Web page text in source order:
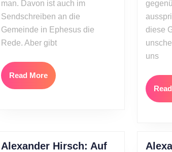
man. Davon ist auch im
Sendschreiben an die
Gemeinde in Ephesus die
Rede. Aber gibt
Read MoreRead
More
diese
uns
Alexander Hirsch: Auf